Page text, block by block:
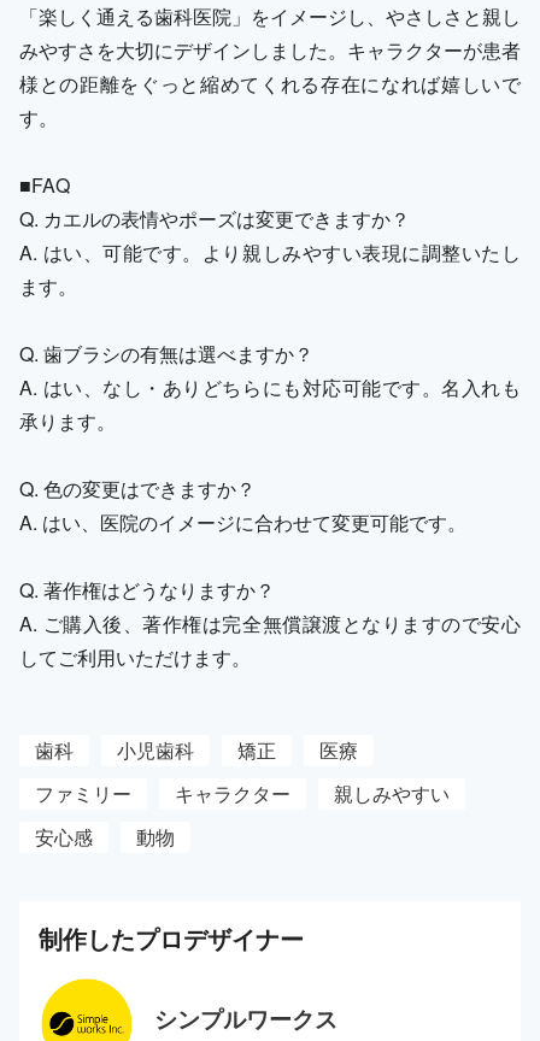
「楽しく通える歯科医院」をイメージし、やさしさと親し
みやすさを大切にデザインしました。キャラクターが患者
様との距離をぐっと縮めてくれる存在になれば嬉しいで
す。
■FAQ
Q. カエルの表情やポーズは変更できますか？
A. はい、可能です。より親しみやすい表現に調整いたし
ます。
Q. 歯ブラシの有無は選べますか？
A. はい、なし・ありどちらにも対応可能です。名入れも
承ります。
Q. 色の変更はできますか？
A. はい、医院のイメージに合わせて変更可能です。
Q. 著作権はどうなりますか？
A. ご購入後、著作権は完全無償譲渡となりますので安心
してご利用いただけます。
歯科 小児歯科 矯正
医療
ファミリー
キャラクター
親しみやすい
安心感
動物
制作したプロデザイナー
シンプルワークス